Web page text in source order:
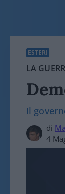
ESTERI
LA
Il
di
4